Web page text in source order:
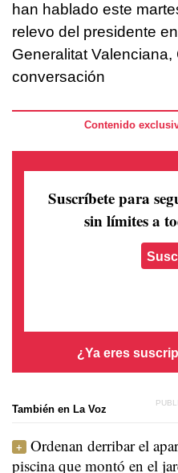
han hablado este
relevo del presidente
Generalitat
conversación
Contenido
Suscríbete para
sin límites a
¿Ya eres
También en La Voz
Ordenan derribar el
piscina que montó en el